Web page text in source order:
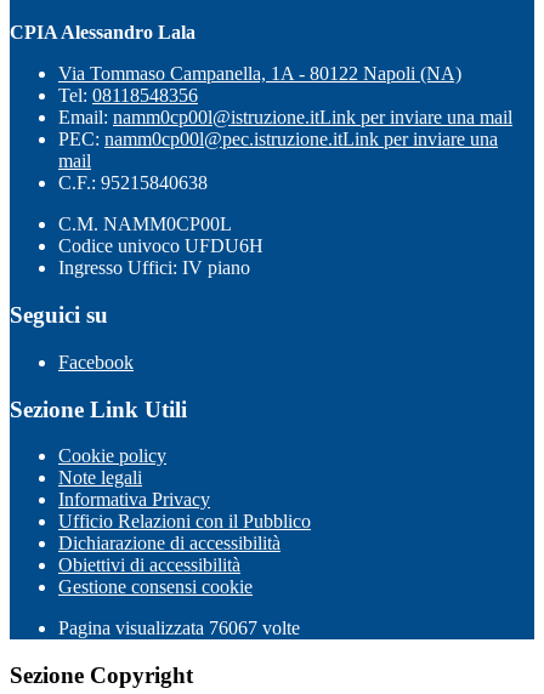
CPIA Alessandro Lala
Via Tommaso Campanella, 1A - 80122 Napoli (NA)
Tel: 08118548356
Email: namm0cp00l@istruzione.itLink per inviare una mail
PEC: namm0cp00l@pec.istruzione.itLink per inviare una
mail
C.F.: 95215840638
C.M. NAMM0CP00L
Codice univoco UFDU6H
Ingresso Uffici: IV piano
Seguici su
Facebook
Sezione Link Utili
Cookie policy
Note legali
Informativa Privacy
Ufficio Relazioni con il Pubblico
Dichiarazione di accessibilità
Obiettivi di accessibilità
Gestione consensi cookie
Pagina visualizzata 76067 volte
Sezione Copyright